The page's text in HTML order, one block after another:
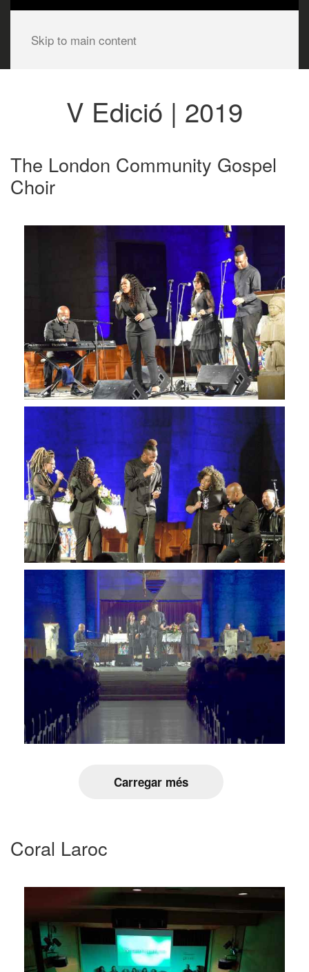
Skip to main content
V Edició | 2019
The London Community Gospel
Choir
Carregar més
Coral Laroc